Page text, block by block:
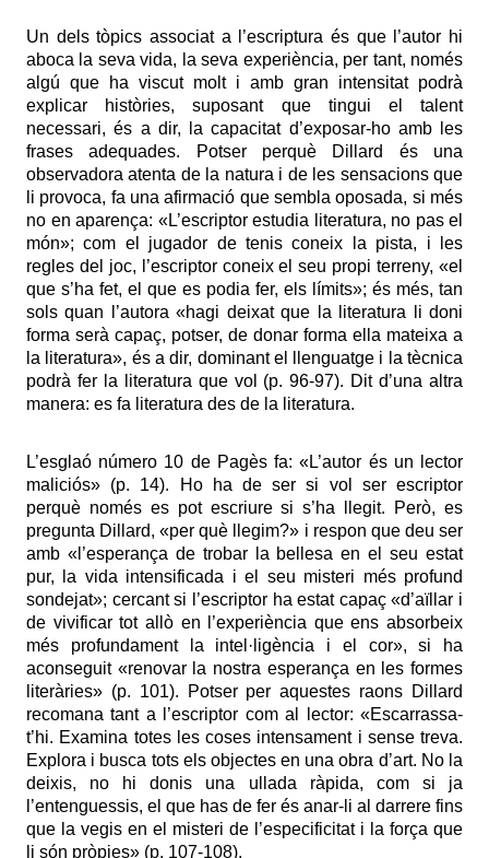
Un dels tòpics associat a l’escriptura és que l’autor hi
aboca la seva vida, la seva experiència, per tant, només
algú que ha viscut molt i amb gran intensitat podrà
explicar històries, suposant que tingui el talent
necessari, és a dir, la capacitat d’exposar-ho amb les
frases adequades. Potser perquè Dillard és una
observadora atenta de la natura i de les sensacions que
li provoca, fa una afirmació que sembla oposada, si més
no en aparença: «L’escriptor estudia literatura, no pas el
món»; com el jugador de tenis coneix la pista, i les
regles del joc, l’escriptor coneix el seu propi terreny, «el
que s’ha fet, el que es podia fer, els límits»; és més, tan
sols quan l’autora «hagi deixat que la literatura li doni
forma serà capaç, potser, de donar forma ella mateixa a
la literatura», és a dir, dominant el llenguatge i la tècnica
podrà fer la literatura que vol (p. 96-97). Dit d’una altra
manera: es fa literatura des de la literatura.
L’esglaó número 10 de Pagès fa: «L’autor és un lector
maliciós» (p. 14). Ho ha de ser si vol ser escriptor
perquè només es pot escriure si s’ha llegit. Però, es
pregunta Dillard, «per què llegim?» i respon que deu ser
amb «l’esperança de trobar la bellesa en el seu estat
pur, la vida intensificada i el seu misteri més profund
sondejat»; cercant si l’escriptor ha estat capaç «d’aïllar i
de vivificar tot allò en l’experiència que ens absorbeix
més profundament la intel·ligència i el cor», si ha
aconseguit «renovar la nostra esperança en les formes
literàries» (p. 101). Potser per aquestes raons Dillard
recomana tant a l’escriptor com al lector: «Escarrassa-
t’hi. Examina totes les coses intensament i sense treva.
Explora i busca tots els objectes en una obra d’art. No la
deixis, no hi donis una ullada ràpida, com si ja
l’entenguessis, el que has de fer és anar-li al darrere fins
que la vegis en el misteri de l’especificitat i la força que
li són pròpies» (p. 107-108).